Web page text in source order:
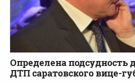
Определена подсудность
ДТП саратовского вице-